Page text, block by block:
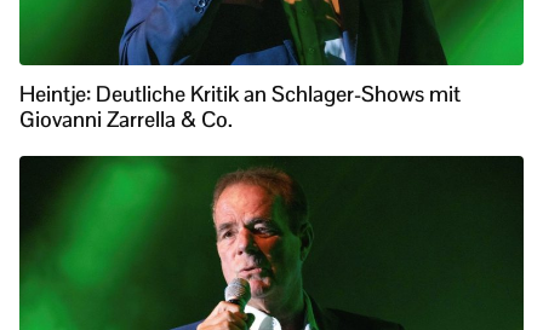
Heintje: Deutliche Kritik an Schlager-Shows mit
Giovanni Zarrella & Co.